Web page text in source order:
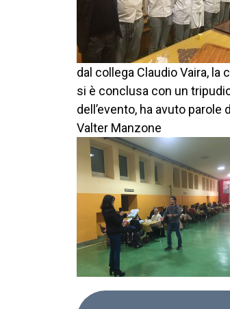
dal collega Claudio Vaira,
si è conclusa con un
dell’evento, ha avuto
Valter Manzone